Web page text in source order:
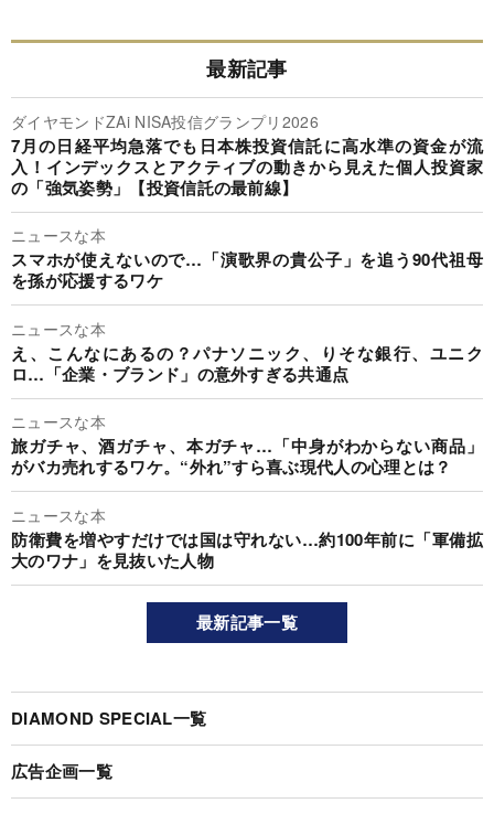
最新記事
ダイヤモンドZAi NISA投信グランプリ2026
7月の日経平均急落でも日本株投資信託に高水準の資金が流
入！インデックスとアクティブの動きから見えた個人投資家
の「強気姿勢」【投資信託の最前線】
ニュースな本
スマホが使えないので…「演歌界の貴公子」を追う90代祖母
を孫が応援するワケ
ニュースな本
え、こんなにあるの？パナソニック、りそな銀行、ユニク
ロ…「企業・ブランド」の意外すぎる共通点
ニュースな本
旅ガチャ、酒ガチャ、本ガチャ…「中身がわからない商品」
がバカ売れするワケ。“外れ”すら喜ぶ現代人の心理とは？
ニュースな本
防衛費を増やすだけでは国は守れない…約100年前に「軍備拡
大のワナ」を見抜いた人物
最新記事一覧
DIAMOND SPECIAL一覧
広告企画一覧